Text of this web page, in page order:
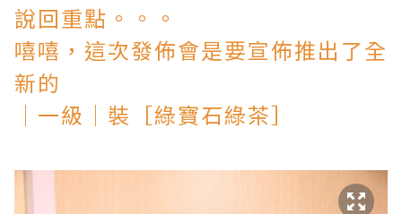
說回重點。。。
嘻嘻，這次發佈會是要宣佈推出了全
新的
│ 一級 │ 裝 ［綠寶石綠茶］